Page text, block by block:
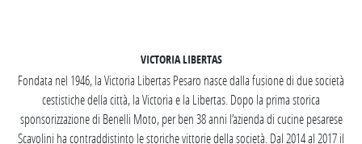
VICTORIA LIBERTAS
Fondata nel 1946, la Victoria Libertas Pesaro nasce dalla fusione di due società
cestistiche della città, la Victoria e la Libertas. Dopo la prima storica
sponsorizzazione di Benelli Moto, per ben 38 anni l’azienda di cucine pesarese
Scavolini ha contraddistinto le storiche vittorie della società. Dal 2014 al 2017 il